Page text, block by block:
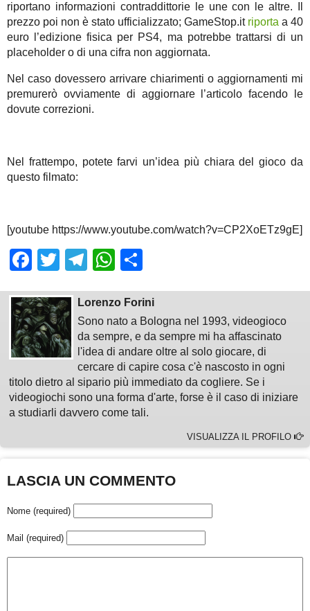
riportano informazioni contraddittorie le une con le altre. Il
prezzo poi non è stato ufficializzato; GameStop.it riporta a 40
euro l’edizione fisica per PS4, ma potrebbe trattarsi di un
placeholder o di una cifra non aggiornata.
Nel caso dovessero arrivare chiarimenti o aggiornamenti mi
premurerò ovviamente di aggiornare l’articolo facendo le
dovute correzioni.
Nel frattempo, potete farvi un’idea più chiara del gioco da
questo filmato:
[youtube https://www.youtube.com/watch?v=CP2XoETz9gE]
Facebook
TwitterTelegram
WhatsApp
Lorenzo Forini
Sono nato a Bologna nel 1993, videogioco
da sempre, e da sempre mi ha affascinato
l'idea di andare oltre al solo giocare, di
cercare di capire cosa c'è nascosto in ogni
titolo dietro al sipario più immediato da cogliere. Se i
videogiochi sono una forma d'arte, forse è il caso di iniziare
a studiarli davvero come tali.
VISUALIZZA IL PROFILO
LASCIA UN COMMENTO
Nome (required)
Mail (required)